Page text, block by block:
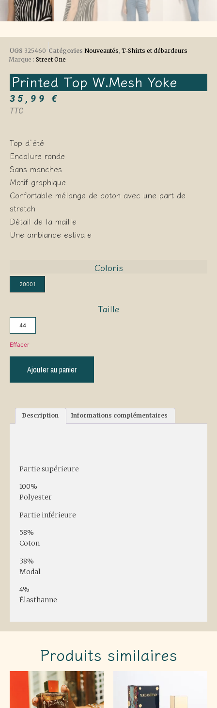
UGS 325460 Catégories Nouveautés, T-Shirts et débardeurs
Marque : Street One
Printed Top W.mesh Yoke
35,99€
TTC
Top d’été
Encolure ronde
Sans manches
Motif graphique
Confortable mélange de coton avec une part de
stretch
Détail de la maille
Une ambiance estivale
Coloris
20001
Taille
44
Effacer
Ajouter au panier
Description Informations complémentaires
Partie supérieure
100%
Polyester
Partie inférieure
58%
Coton
38%
Modal
4%
Élasthanne
Produits similaires